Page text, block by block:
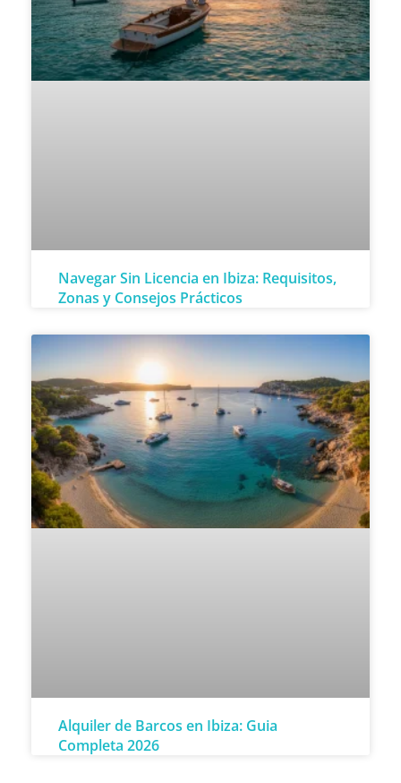
Navegar Sin Licencia en Ibiza: Requisitos,
Zonas y Consejos Prácticos
Alquiler de Barcos en Ibiza: Guia
Completa 2026